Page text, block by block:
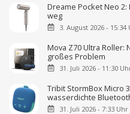
Dreame Pocket Neo
weg
3. August 2026 - 15:34
Mova Z70 Ultra
großes Problem
31. Juli 2026 - 11:30
Tribit StormBox Micro
wasserdichte
31. Juli 2026 - 7:33 Uhr